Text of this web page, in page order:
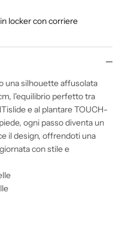
locker con corriere
una silhouette affusolata
l'equilibrio perfetto tra
e al plantare TOUCH-
ogni passo diventa un
il design, offrendoti una
con stile e